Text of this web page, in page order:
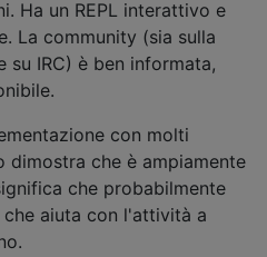
Ha un REPL interattivo e
La community (sia sulla
su IRC) è ben informata,
con molti
dimostra che è ampiamente
che probabilmente
che aiuta con l'attività a